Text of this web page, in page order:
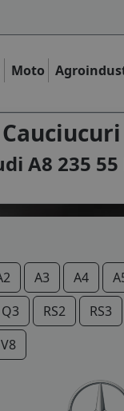
Moto
Cauciucuri
A8 235
A3 A4
Q3 RS2 RS3
V8